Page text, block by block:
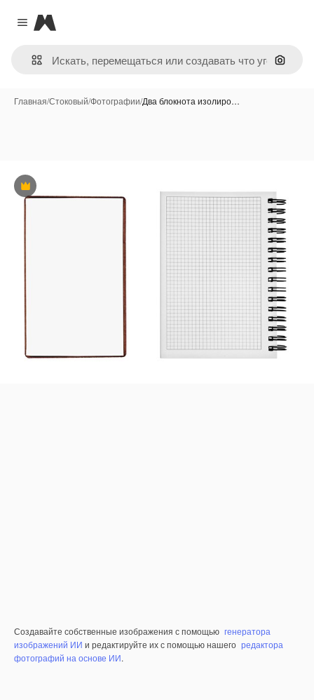
Close menu
Magnific
Поиск
Главная/Стоковый/Фотографии/Два блокнота изолиро…
Премиум
Создавайте собственные изображения с помощью генератора
изображений ИИ и редактируйте их с помощью нашего редактора
фотографий на основе ИИ.